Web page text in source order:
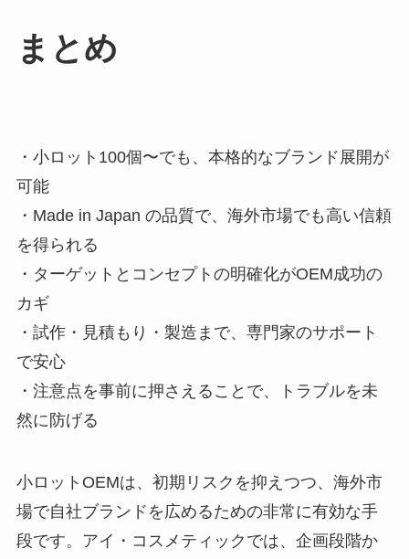
まとめ
・小ロット100個〜でも、本格的なブランド展開が
可能
・Made in Japan の品質で、海外市場でも高い信頼
を得られる
・ターゲットとコンセプトの明確化がOEM成功の
カギ
・試作・見積もり・製造まで、専門家のサポート
で安心
・注意点を事前に押さえることで、トラブルを未
然に防げる
小ロットOEMは、初期リスクを抑えつつ、海外市
場で自社ブランドを広めるための非常に有効な手
段です。アイ・コスメティックでは、企画段階か